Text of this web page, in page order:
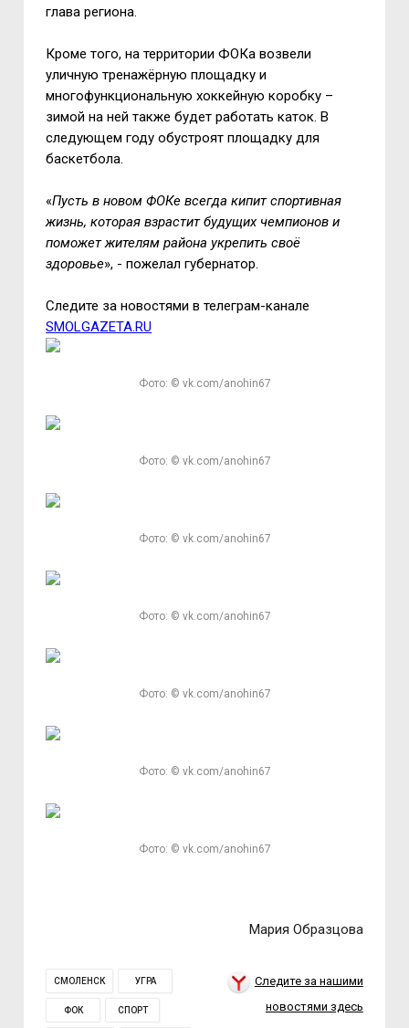
глава региона.
Кроме того, на территории ФОКа возвели
уличную тренажёрную площадку и
многофункциональную хоккейную коробку –
зимой на ней также будет работать каток. В
следующем году обустроят площадку для
баскетбола.
«Пусть в новом ФОКе всегда кипит спортивная
жизнь, которая взрастит будущих чемпионов и
поможет жителям района укрепить своё
здоровье», - пожелал губернатор.
Следите за новостями в телеграм-канале
SMOLGAZETA.RU
Фото: © vk.com/anohin67
Фото: © vk.com/anohin67
Фото: © vk.com/anohin67
Фото: © vk.com/anohin67
Фото: © vk.com/anohin67
Фото: © vk.com/anohin67
Фото: © vk.com/anohin67
Мария Образцова
СМОЛЕНСК УГРА
ФОК СПОРТ
Следите за нашими
новостями здесь